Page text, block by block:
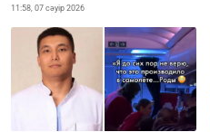
11:58, 07 сәуір 2026